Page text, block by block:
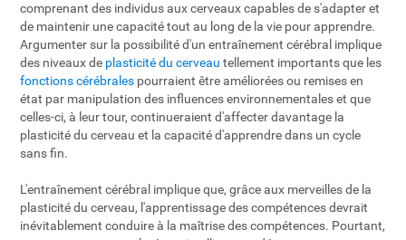
comprenant des individus aux cerveaux capables de s'adapter et
de maintenir une capacité tout au long de la vie pour apprendre.
Argumenter sur la possibilité d'un entraînement cérébral implique
des niveaux de plasticité du cerveau tellement importants que les
fonctions cérébrales pourraient être améliorées ou remises en
état par manipulation des influences environnementales et que
celles-ci, à leur tour, continueraient d'affecter davantage la
plasticité du cerveau et la capacité d'apprendre dans un cycle
sans fin.
L'entraînement cérébral implique que, grâce aux merveilles de la
plasticité du cerveau, l'apprentissage des compétences devrait
inévitablement conduire à la maîtrise des compétences. Pourtant,